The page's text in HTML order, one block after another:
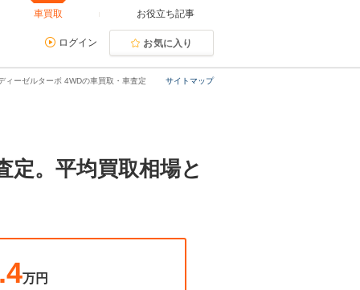
車買取 お役立ち記事
ログイン お気に入り
サイトマップ
ィーゼルターボ 4WDの車買取・車査定
定。平均買取相場と
万円